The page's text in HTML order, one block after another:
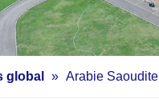
global » Arabie Saoudite